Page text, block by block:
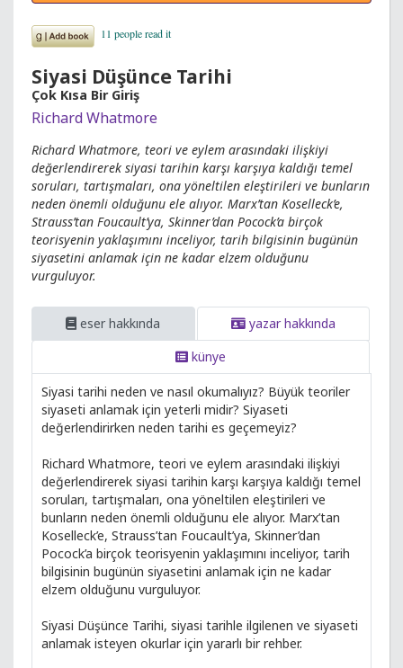
Siyasi Düşünce Tarihi
Çok Kısa Bir Giriş
Richard Whatmore
Richard Whatmore, teori ve eylem arasındaki ilişkiyi
değerlendirerek siyasi tarihin karşı karşıya kaldığı temel
soruları, tartışmaları, ona yöneltilen eleştirileri ve bunların
neden önemli olduğunu ele alıyor. Marx’tan Koselleck’e,
Strauss’tan Foucault’ya, Skinner’dan Pocock’a birçok
teorisyenin yaklaşımını inceliyor, tarih bilgisinin bugünün
siyasetini anlamak için ne kadar elzem olduğunu
vurguluyor.
eser hakkında
yazar hakkında
künye
Siyasi tarihi neden ve nasıl okumalıyız? Büyük teoriler
siyaseti anlamak için yeterli midir? Siyaseti
değerlendirirken neden tarihi es geçemeyiz?
Richard Whatmore, teori ve eylem arasındaki ilişkiyi
değerlendirerek siyasi tarihin karşı karşıya kaldığı temel
soruları, tartışmaları, ona yöneltilen eleştirileri ve
bunların neden önemli olduğunu ele alıyor. Marx’tan
Koselleck’e, Strauss’tan Foucault’ya, Skinner’dan
Pocock’a birçok teorisyenin yaklaşımını inceliyor, tarih
bilgisinin bugünün siyasetini anlamak için ne kadar
elzem olduğunu vurguluyor.
Siyasi Düşünce Tarihi, siyasi tarihle ilgilenen ve siyaseti
anlamak isteyen okurlar için yararlı bir rehber.